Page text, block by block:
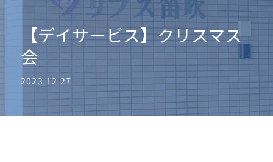
【デイサービス】クリスマス
会
2023.12.27